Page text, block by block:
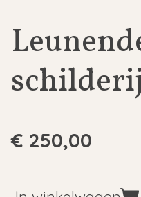
schilderij
€ 250,00